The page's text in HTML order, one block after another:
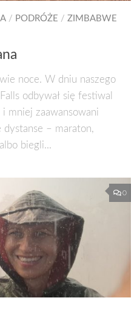
/ PODRÓŻE / ZIMBABWE
noce. W dniu naszego
odbywał się festiwal
mniej zaawansowani
– maraton,
biegli...
0